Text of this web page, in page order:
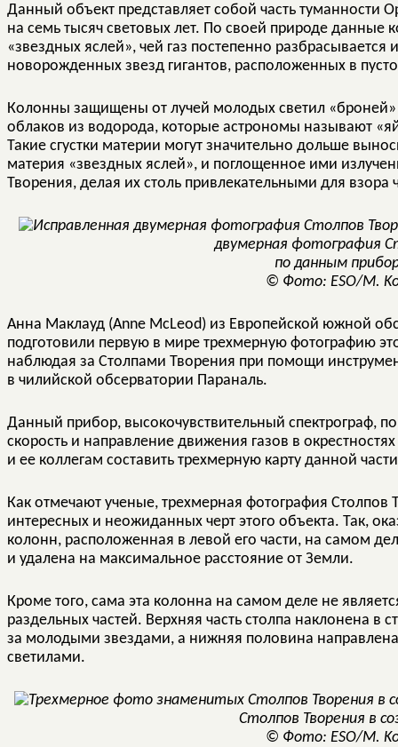
Данный объект представляет собой часть туманности
на семь тысяч световых лет. По своей природе данные
«звездных яслей», чей газ постепенно
новорожденных звезд гигантов, расположенных в
Колонны защищены от лучей молодых светил
облаков из водорода, которые астрономы называют
Такие сгустки материи могут значительно дольше
материя «звездных яслей», и поглощенное ими
Творения, делая их столь привлекательными для взора
двумерная фотография
по данным
© Фото: ESO/M.
Анна Маклауд (Anne McLeod) из Европейской южной
подготовили первую в мире трехмерную фотографию
наблюдая за Столпами Творения при помощи
в чилийской обсерватории Параналь.
Данный прибор, высокочувствительный спектрограф,
скорость и направление движения газов в
и ее коллегам составить трехмерную карту данной
Как отмечают ученые, трехмерная фотография Столпов
интересных и неожиданных черт этого объекта. Так,
колонн, расположенная в левой его части, на самом
и удалена на максимальное расстояние от Земли.
Кроме того, сама эта колонна на самом деле не
раздельных частей. Верхняя часть столпа наклонена в
за молодыми звездами, а нижняя половина
светилами.
Столпов Творения в
© Фото: ESO/M.